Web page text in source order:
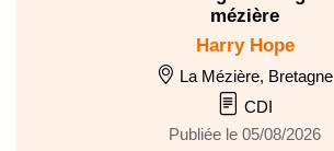
mézière
Harry Hope
La Mézière, Bretagne
CDI
Publiée le 05/08/2026